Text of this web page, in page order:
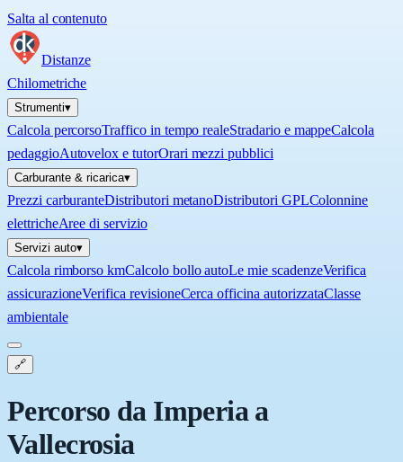
Salta al contenuto
Distanze
Chilometriche
Strumenti▾
Calcola percorsoTraffico in tempo realeStradario e mappeCalcola
pedaggioAutovelox e tutorOrari mezzi pubblici
Carburante & ricarica▾
Prezzi carburanteDistributori metanoDistributori GPLColonnine
elettricheAree di servizio
Servizi auto▾
Calcola rimborso kmCalcolo bollo autoLe mie scadenzeVerifica
assicurazioneVerifica revisioneCerca officina autorizzataClasse
ambientale
🔗
Percorso da Imperia a
Vallecrosia